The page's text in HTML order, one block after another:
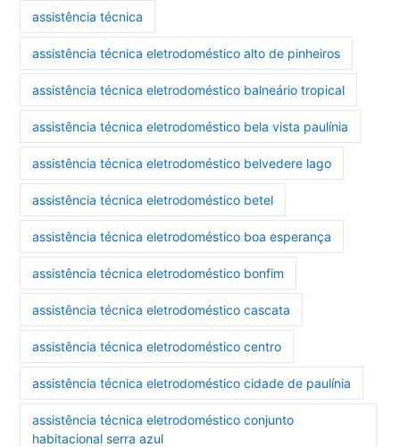
assistência técnica
assistência técnica eletrodoméstico alto de pinheiros
assistência técnica eletrodoméstico balneário tropical
assistência técnica eletrodoméstico bela vista paulínia
assistência técnica eletrodoméstico belvedere lago
assistência técnica eletrodoméstico betel
assistência técnica eletrodoméstico boa esperança
assistência técnica eletrodoméstico bonfim
assistência técnica eletrodoméstico cascata
assistência técnica eletrodoméstico centro
assistência técnica eletrodoméstico cidade de paulínia
assistência técnica eletrodoméstico conjunto
habitacional serra azul